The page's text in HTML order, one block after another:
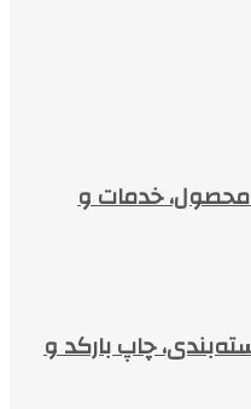
محصول، خدمات و
چاپ بارکد و